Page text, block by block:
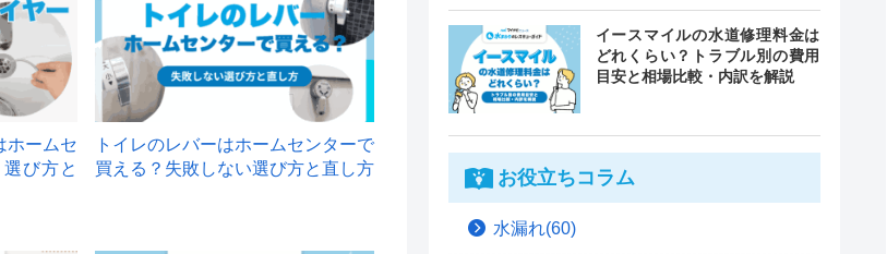
ホームセ
び方と
トイレのレバーはホームセンターで
買える？失敗しない選び方と直し方
イースマイルの水道修理料金は
どれくらい？トラブル別の費用
目安と相場比較・内訳を解説
お役立ちコラム
水漏れ(60)